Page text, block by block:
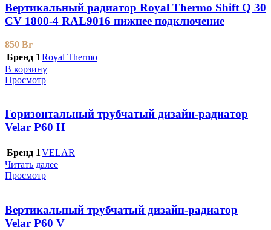
Вертикальный радиатор Royal Thermo Shift Q 30
CV 1800-4 RAL9016 нижнее подключение
850 Br
Бренд 1 Royal Thermo
В корзину
Просмотр
Горизонтальный трубчатый дизайн-радиатор
Velar P60 H
Бренд 1 VELAR
Читать далее
Просмотр
Вертикальный трубчатый дизайн-радиатор
Velar P60 V